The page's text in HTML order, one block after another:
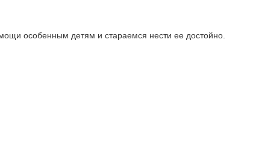
особенным детям и стараемся нести ее достойно.